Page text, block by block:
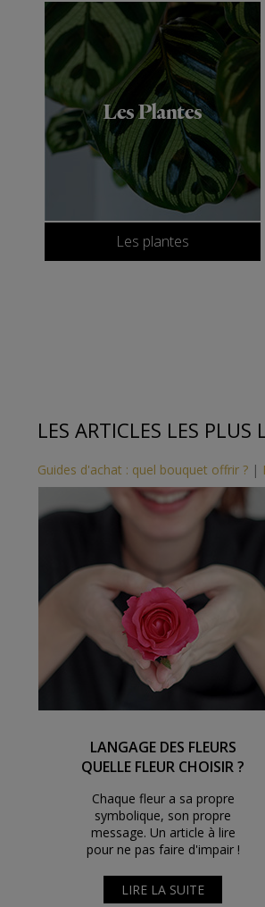
Les plantes
LES ARTICLES LES PLUS
Guides d'achat : quel bouquet offrir ? |
LANGAGE DES FLEURS
QUELLE FLEUR CHOISIR ?
Chaque fleur a sa propre
symbolique, son propre
message. Un article à lire
pour ne pas faire d'impair !
LIRE LA SUITE